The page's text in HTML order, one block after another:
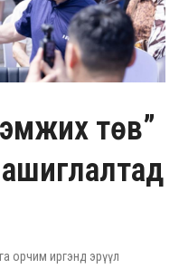
төв”
ашиглалтад
орчим иргэнд эрүүл